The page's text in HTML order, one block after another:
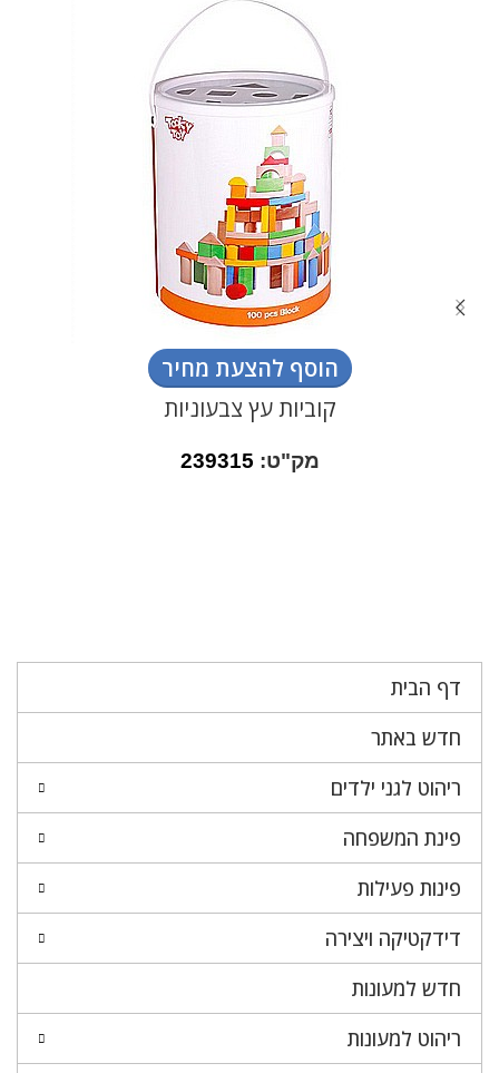
דף הבית
חדש באתר
ריהוט לגני ילדים
פינת המשפחה
פינות פעילות
דידקטיקה ויצירה
חדש למעונות
ריהוט למעונות
הוסף להצעת מחיר
קוביות עץ צבעוניות
מק"ט: 239315